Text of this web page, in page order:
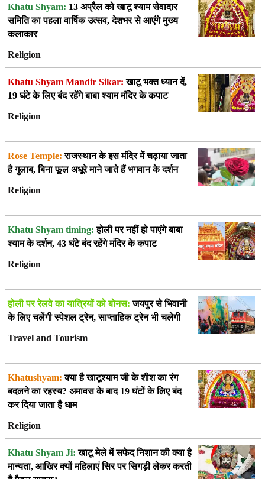
Khatu Shyam: 13 अप्रैल को खाटू श्याम सेवादार
समिति का पहला वार्षिक उत्सव, देशभर से आएंगे मुख्य
कलाकार
Religion
Khatu Shyam Mandir Sikar: खाटू भक्त ध्यान दें,
19 घंटे के लिए बंद रहेंगे बाबा श्याम मंदिर के कपाट
Religion
Rose Temple: राजस्थान के इस मंदिर में चढ़ाया जाता
है गुलाब, बिना फूल अधूरे माने जाते हैं भगवान के दर्शन
Religion
Khatu Shyam timing: होली पर नहीं हो पाएंगे बाबा
श्याम के दर्शन, 43 घंटे बंद रहेंगे मंदिर के कपाट
Religion
होली पर रेलवे का यात्रियों को बोनस: जयपुर से भिवानी
के लिए चलेंगी स्पेशल ट्रेन, साप्ताहिक ट्रेन भी चलेगी
Travel and Tourism
Khatushyam: क्या है खाटूश्याम जी के शीश का रंग
बदलने का रहस्य? अमावस के बाद 19 घंटों के लिए बंद
कर दिया जाता है धाम
Religion
Khatu Shyam Ji: खाटू मेले में सफेद निशान की क्या है
मान्यता, आखिर क्यों महिलाएं सिर पर सिगड़ी लेकर करती